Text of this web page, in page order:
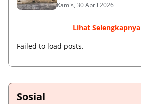
Kamis, 30 April 2026
Lihat Selengkapnya
Failed to load posts.
Sosial